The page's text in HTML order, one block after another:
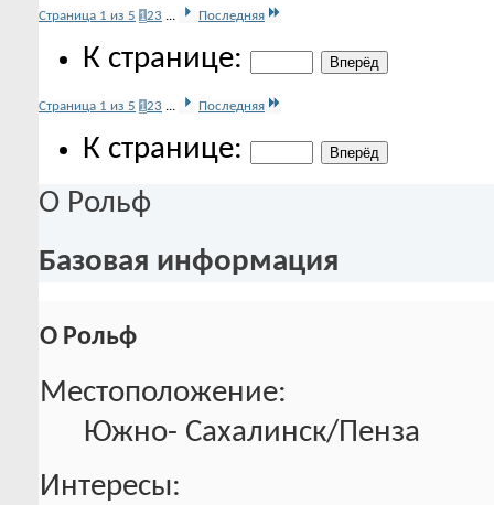
Страница 1 из 5 1 23 ... Последняя
К странице:
Страница 1 из 5 1 23 ... Последняя
К странице:
О Рольф
Базовая информация
О Рольф
Местоположение:
Южно- Сахалинск/Пенза
Интересы: